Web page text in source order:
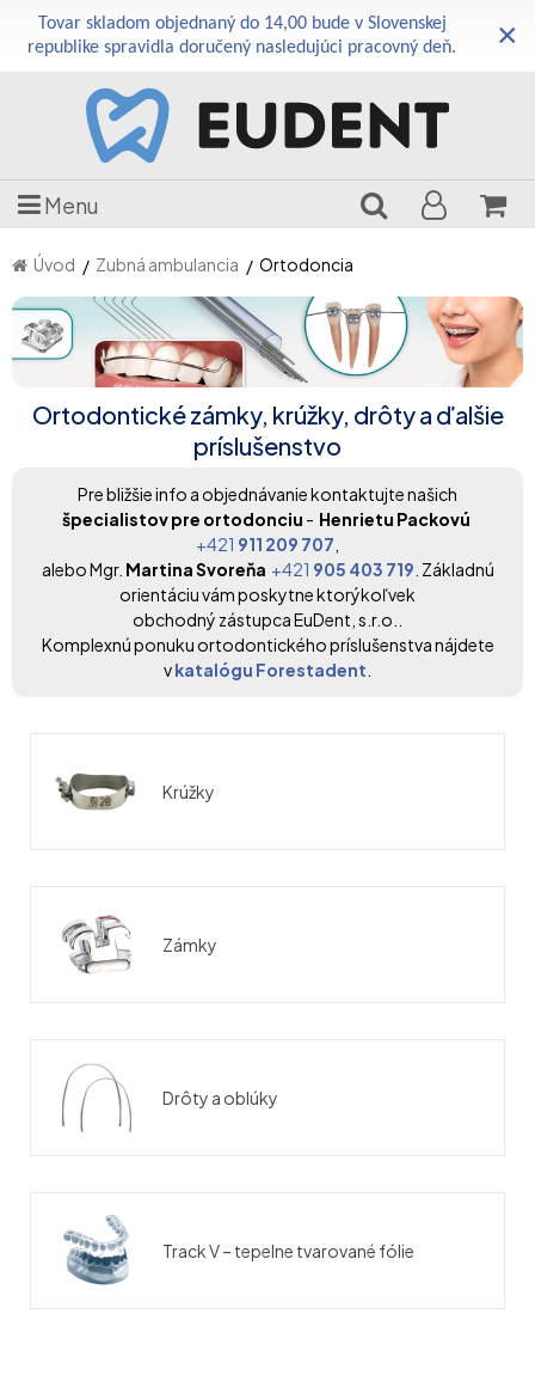
Tovar skladom objednaný do 14,00 bude v Slovenskej
republike spravidla doručený nasledujúci pracovný deň.
×
Menu
Úvod Zubná ambulancia Ortodoncia
Ortodontické zámky, krúžky, drôty a ďalšie
príslušenstvo
Pre bližšie info a objednávanie kontaktujte našich
špecialistov pre ortodonciu - Henrietu Packovú
+421 911 209 707
alebo Mgr. Martina Svoreňa +421 905 403 719 . Základnú
orientáciu vám poskytne ktorýkoľvek
obchodný zástupca EuDent, s.r.o..
Komplexnú ponuku ortodontického príslušenstva nájdete
vkatalógu Forestadent
Krúžky
Zámky
Drôty a oblúky
Track V – tepelne tvarované fólie